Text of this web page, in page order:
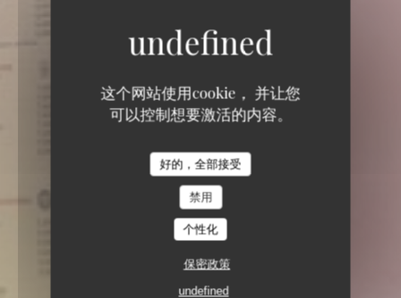
这个网站使用cookie， 并让您
可以控制想要激活的内容。
好的，全部接受
禁用
个性化
保密政策
undefined